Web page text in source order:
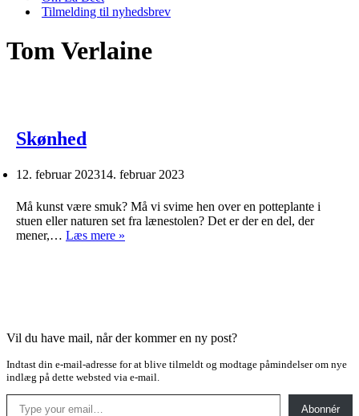
Tilmelding til nyhedsbrev
Tom Verlaine
Skønhed
12. februar 202314. februar 2023
Må kunst være smuk? Må vi svime hen over en potteplante i
stuen eller naturen set fra lænestolen? Det er der en del, der
mener,… Læs mere »
Vil du have mail, når der kommer en ny post?
Indtast din e-mail-adresse for at blive tilmeldt og modtage påmindelser om nye
indlæg på dette websted via e-mail.
Type your email…
Abonnér